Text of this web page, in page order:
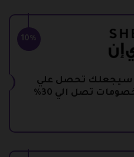
10%
كود خصم شي ان 100 سيجعلك تحصل علي
تصل الي 30%